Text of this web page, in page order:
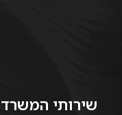
שירותי המשרד